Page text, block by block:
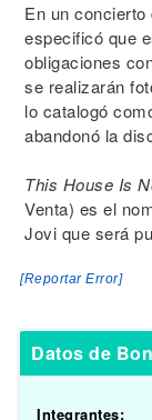
En un
especificó que
obligaciones
se realizarán
lo catalogó
abandonó la
This House Is
Venta) es el
Jovi que será
[Reportar Error]
Datos de
Integrantes: